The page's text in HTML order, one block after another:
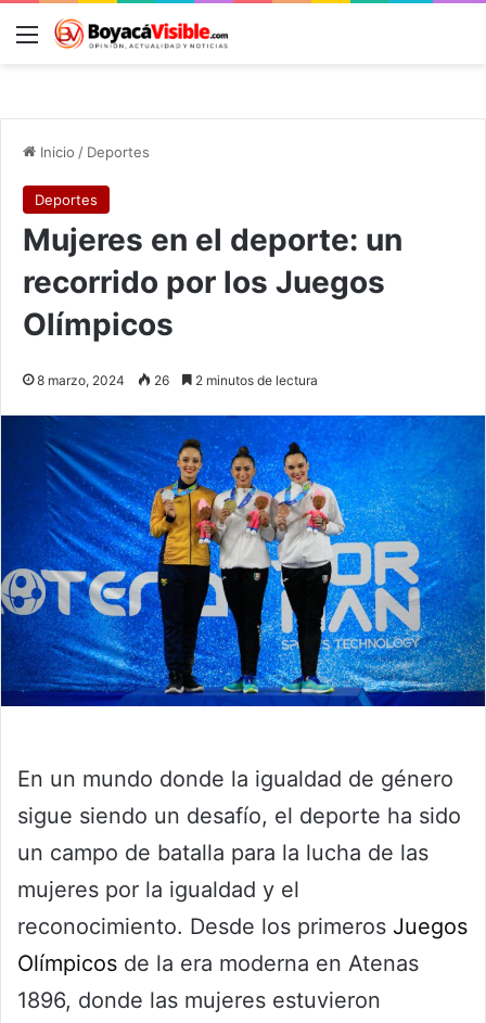
Menú
Inicio / Deportes
Deportes
Mujeres en el deporte: un
recorrido por los Juegos
Olímpicos
8 marzo, 2024 26 2 minutos de lectura
En un mundo donde la igualdad de género
sigue siendo un desafío, el deporte ha sido
un campo de batalla para la lucha de las
mujeres por la igualdad y el
reconocimiento. Desde los primeros Juegos
Olímpicos de la era moderna en Atenas
1896, donde las mujeres estuvieron